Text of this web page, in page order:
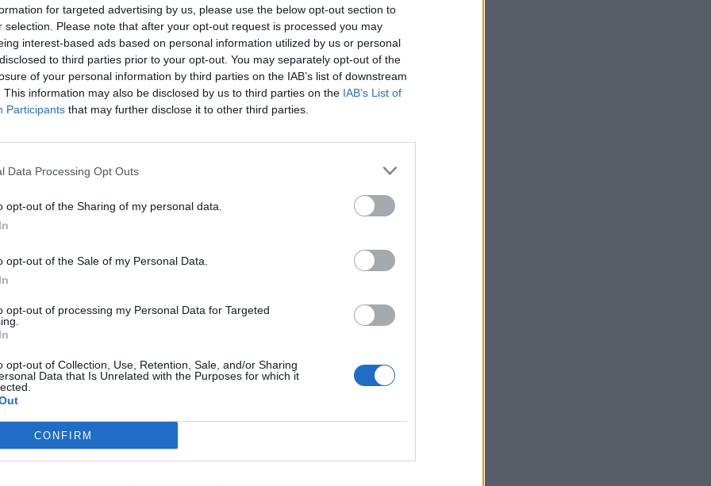
for targeted advertising by us, please use the below opt-out section to
selection. Please note that after your opt-out request is processed you may
interest-based ads based on personal information utilized by us or personal
to third parties prior to your opt-out. You may separately opt-out of the
of your personal information by third parties on the IAB’s list of downstream
This information may also be disclosed by us to third parties on the IAB’s List of
Participants that may further disclose it to other third parties.
Data Processing Opt Outs
opt-out of the Sharing of my personal data.
opt-out of the Sale of my Personal Data.
opt-out of processing my Personal Data for Targeted
opt-out of Collection, Use, Retention, Sale, and/or Sharing
Data that Is Unrelated with the Purposes for which it
CONFIRM
απόγευμα της Παρασκευής 21/04 σε τοπική
όταν κάτω από αδιευκρίνιστες συνθήκες
του και ανετράπη, με αποτέλεσμα το
Νεμέας.
και μάθετε πρώτοι